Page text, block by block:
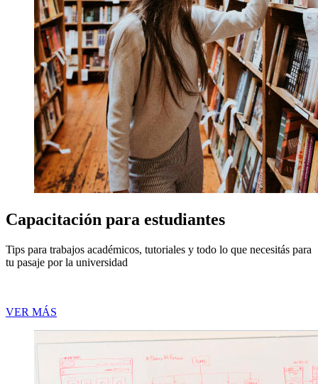
Capacitación para estudiantes
Tips para trabajos académicos, tutoriales y todo lo que necesitás para
tu pasaje por la universidad
VER MÁS